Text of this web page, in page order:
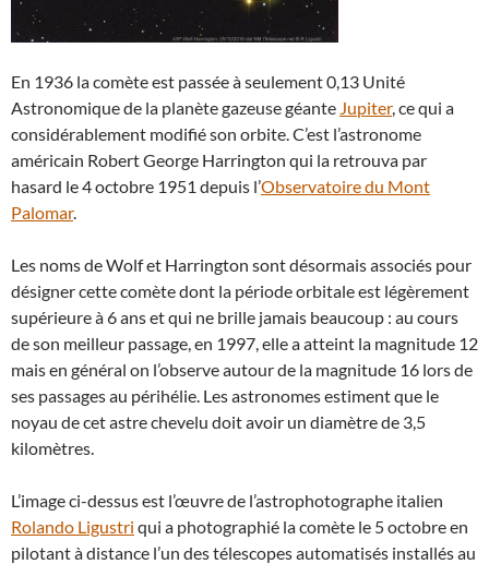
En 1936 la comète est passée à seulement 0,13 Unité
Astronomique de la planète gazeuse géante Jupiter, ce qui a
considérablement modifié son orbite. C’est l’astronome
américain Robert George Harrington qui la retrouva par
hasard le 4 octobre 1951 depuis l’Observatoire du Mont
Palomar.
Les noms de Wolf et Harrington sont désormais associés pour
désigner cette comète dont la période orbitale est légèrement
supérieure à 6 ans et qui ne brille jamais beaucoup : au cours
de son meilleur passage, en 1997, elle a atteint la magnitude 12
mais en général on l’observe autour de la magnitude 16 lors de
ses passages au périhélie. Les astronomes estiment que le
noyau de cet astre chevelu doit avoir un diamètre de 3,5
kilomètres.
L’image ci-dessus est l’œuvre de l’astrophotographe italien
Rolando Ligustri qui a photographié la comète le 5 octobre en
pilotant à distance l’un des télescopes automatisés installés au